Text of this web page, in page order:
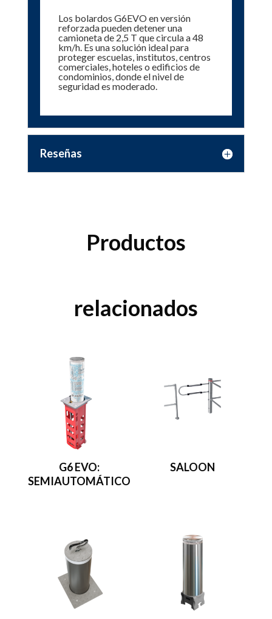
Los bolardos G6EVO en versión
reforzada pueden detener una
camioneta de 2,5 T que circula a 48
km/h. Es una solución ideal para
proteger escuelas, institutos, centros
comerciales, hoteles o edificios de
condominios, donde el nivel de
seguridad es moderado.
Reseñas
Productos
relacionados
G6 EVO:
SEMIAUTOMÁTICO
SALOON